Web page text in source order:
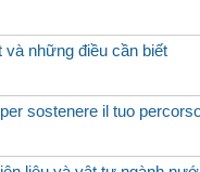
những điều cần biết
sostenere il tuo